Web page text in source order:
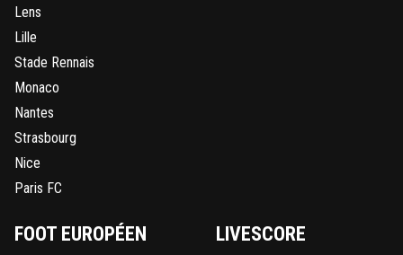
Lens
Lille
Stade Rennais
Monaco
Nantes
Strasbourg
Nice
Paris FC
FOOT EUROPÉEN LIVESCORE